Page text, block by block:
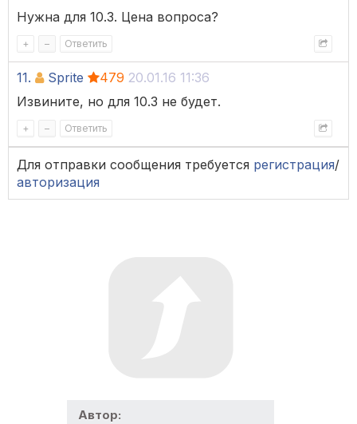
Нужна для 10.3. Цена вопроса?
+ – Ответить
11. Sprite 479 20.01.16 11:36
Извините, но для 10.3 не будет.
+ – Ответить
Для отправки сообщения требуется регистрация/
авторизация
Автор: